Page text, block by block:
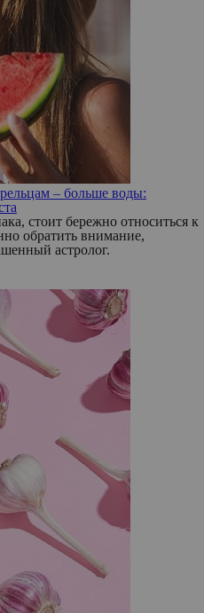
– больше воды:
стоит бережно относиться к
обратить внимание,
астролог.